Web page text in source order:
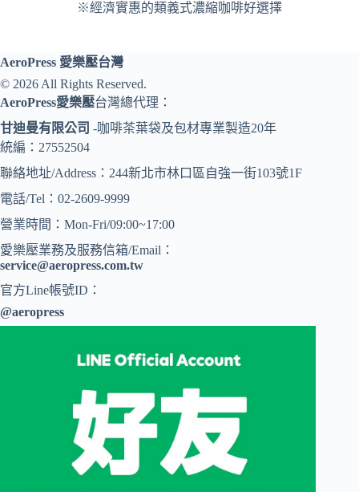
※經濟實惠的類義式濃縮咖啡好選擇
AeroPress 愛樂壓台灣
© 2026 All Rights Reserved.
AeroPress愛樂壓台灣總代理：
甘迪曼有限公司 -咖啡茶葉袋及包材專業製造20年
統編：27552504
聯絡地址/Address：244新北市林口區自強一街103號1F
電話/Tel：02-2609-9999
營業時間：Mon-Fri/09:00~17:00
愛樂壓業務及服務信箱/Email：
service@aeropress.com.tw
官方Line帳號ID：
@aeropress